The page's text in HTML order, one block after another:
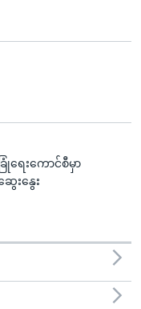
ြုံရေးကောင်စီမှာ
းနွေး